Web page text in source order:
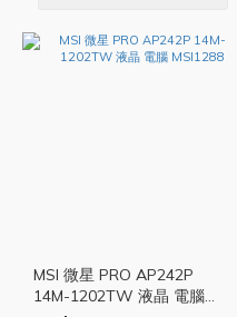
MSI 微星 PRO AP242P
14M-1202TW 液晶 電腦